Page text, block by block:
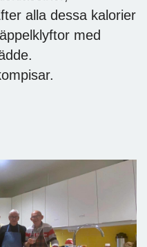
alla dessa kalorier
med